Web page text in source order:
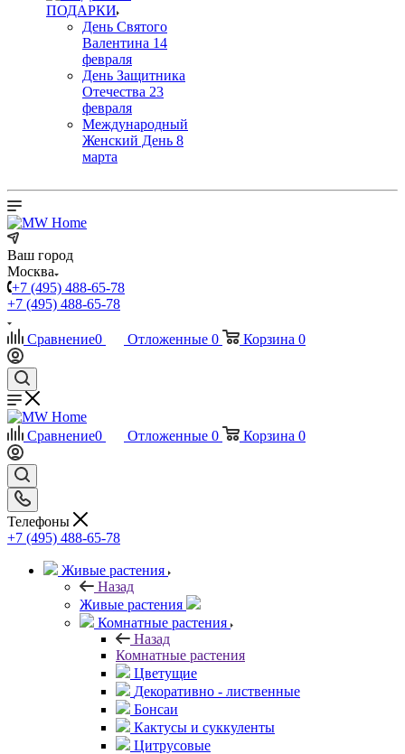
ПОДАРКИ
День Святого
Валентина 14
февраля
День Защитника
Отечества 23
февраля
Международный
Женский День 8
марта
Ваш город
Москва
+7 (495) 488-65-78
+7 (495) 488-65-78
Сравнение0 Отложенные 0 Корзина 0
Сравнение0 Отложенные 0 Корзина 0
Телефоны
+7 (495) 488-65-78
Живые растения
Назад
Живые растения
Комнатные растения
Назад
Комнатные растения
Цветущие
Декоративно - лиственные
Бонсаи
Кактусы и суккуленты
Цитрусовые